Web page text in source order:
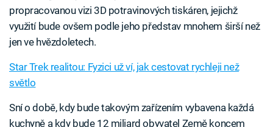
propracovanou vizi 3D potravinových tiskáren, jejichž
využití bude ovšem podle jeho představ mnohem širší než
jen ve hvězdoletech.
Star Trek realitou: Fyzici už ví, jak cestovat rychleji než
světlo
Sní o době, kdy bude takovým zařízením vybavena každá
kuchyně a kdy bude 12 miliard obyvatel Země koncem